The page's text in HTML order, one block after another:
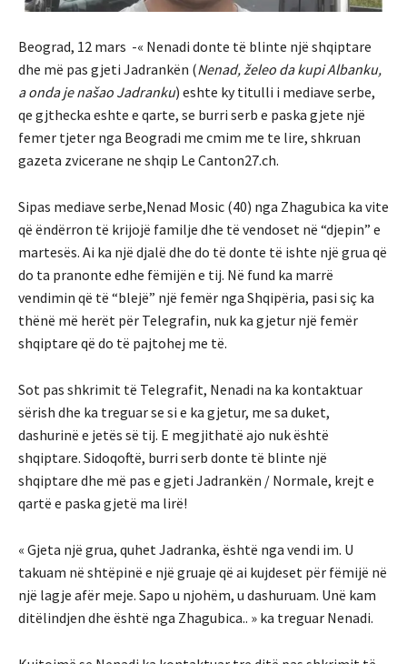
Beograd, 12 mars -« Nenadi donte të blinte një shqiptare
dhe më pas gjeti Jadrankën (Nenad, želeo da kupi Albanku,
a onda je našao Jadranku) eshte ky titulli i mediave serbe,
qe gjthecka eshte e qarte, se burri serb e paska gjete një
femer tjeter nga Beogradi me cmim me te lire, shkruan
gazeta zvicerane ne shqip Le Canton27.ch.
Sipas mediave serbe,Nenad Mosic (40) nga Zhagubica ka vite
që ëndërron të krijojë familje dhe të vendoset në “djepin” e
martesës. Ai ka një djalë dhe do të donte të ishte një grua që
do ta pranonte edhe fëmijën e tij. Në fund ka marrë
vendimin që të “blejë” një femër nga Shqipëria, pasi siç ka
thënë më herët për Telegrafin, nuk ka gjetur një femër
shqiptare që do të pajtohej me të.
Sot pas shkrimit të Telegrafit, Nenadi na ka kontaktuar
sërish dhe ka treguar se si e ka gjetur, me sa duket,
dashurinë e jetës së tij. E megjithatë ajo nuk është
shqiptare. Sidoqoftë, burri serb donte të blinte një
shqiptare dhe më pas e gjeti Jadrankën / Normale, krejt e
qartë e paska gjetë ma lirë!
« Gjeta një grua, quhet Jadranka, është nga vendi im. U
takuam në shtëpinë e një gruaje që ai kujdeset për fëmijë në
një lagje afër meje. Sapo u njohëm, u dashuruam. Unë kam
ditëlindjen dhe është nga Zhagubica.. » ka treguar Nenadi.